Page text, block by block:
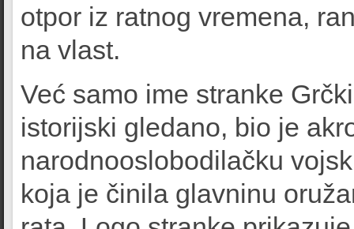
otpor iz ratnog vremena,
na vlast.
Već samo ime stranke
istorijski gledano, bio je
narodnooslobodilačku
koja je činila glavninu